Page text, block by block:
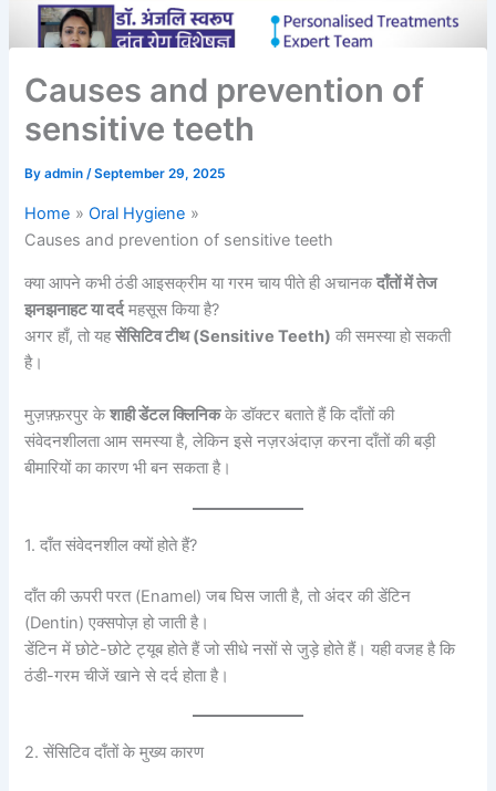
Causes and prevention of
sensitive teeth
Byadmin/September 29, 2025
Home
Oral Hygiene
Causes and prevention of sensitive teeth
क्या आपने कभी ठंडी आइसक्रीम या गरम चाय पीते ही अचानकदाँतों में तेज
झनझनाहट या दर्दमहसूस किया है?
अगर हाँ, तो यहसेंसिटिव टीथ (Sensitive Teeth) की समस्या हो सकती
है।
मुज़फ़्फ़रपुर केशाही डेंटल क्लिनिकके डॉक्टर बताते हैं कि दाँतों की
संवेदनशीलता आम समस्या है, लेकिन इसे नज़रअंदाज़ करना दाँतों की बड़ी
बीमारियों का कारण भी बन सकता है।
1. दाँत संवेदनशील क्यों होते हैं?
दाँत की ऊपरी परत (Enamel) जब घिस जाती है, तो अंदर की डेंटिन
(Dentin) एक्सपोज़ हो जाती है।
डेंटिन में छोटे-छोटे ट्यूब होते हैं जो सीधे नसों से जुड़े होते हैं। यही वजह है कि
ठंडी-गरम चीजें खाने से दर्द होता है।
2. सेंसिटिव दाँतों के मुख्य कारण